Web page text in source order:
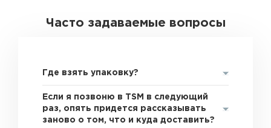
Часто задаваемые вопросы
Где взять упаковку?
Если я позвоню в TSM в следующий
раз, опять придется рассказывать
заново о том, что и куда доставить?